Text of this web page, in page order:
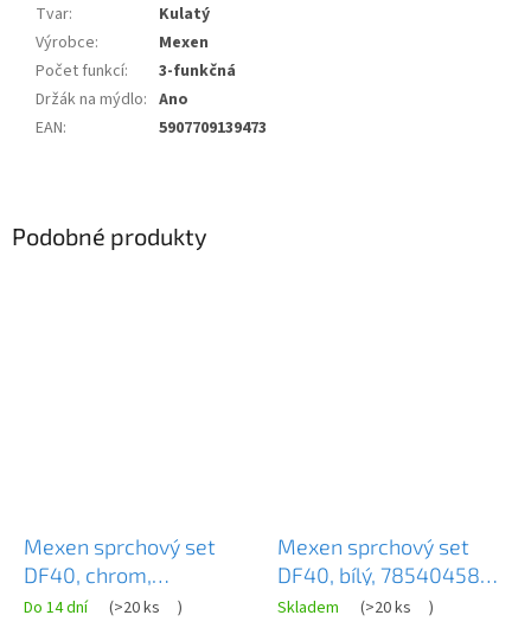
Tvar:
Kulatý
Výrobce:
Mexen
Počet funkcí:
3-funkčná
Držák na mýdlo: Ano
EAN: 5907709139473
Podobné produkty
Mexen sprchový set
DF40, chrom,
785404582-00
Do 14 dní (>20 ks )
Mexen sprchový set
DF40, bílý, 785404582-
20
Skladem (>20 ks )